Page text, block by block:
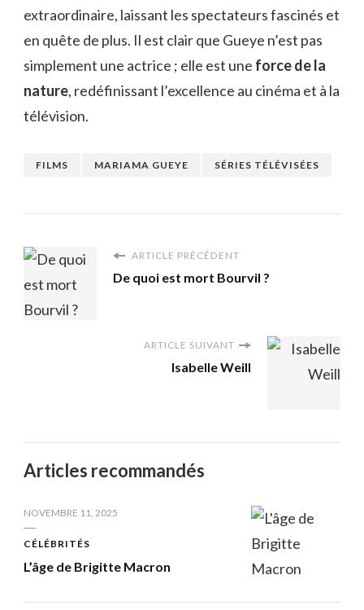
extraordinaire, laissant les spectateurs fascinés et
en quête de plus. Il est clair que Gueye n’est pas
simplement une actrice ; elle est une force de la
nature, redéfinissant l’excellence au cinéma et à la
télévision.
FILMS MARIAMA GUEYE SÉRIES TÉLÉVISÉES
ARTICLE PRÉCÉDENT
De quoi est mort Bourvil ?
ARTICLE SUIVANT
Isabelle Weill
Articles recommandés
NOVEMBRE 11, 2025
CÉLÉBRITÉS
L’âge de Brigitte Macron